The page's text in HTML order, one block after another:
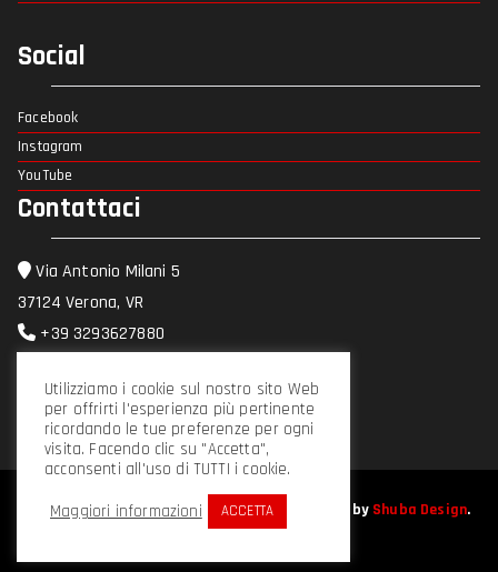
Social
Facebook
Instagram
YouTube
Contattaci
Via Antonio Milani 5
37124 Verona, VR
+39 3293627880
Copyright © 2021M.R. WORKS Verona . Powered by Shuba Design.
Utilizziamo i cookie sul nostro sito Web
per offrirti l'esperienza più pertinente
ricordando le tue preferenze per ogni
visita. Facendo clic su "Accetta",
acconsenti all'uso di TUTTI i cookie.
Maggiori informazioni
ACCETTA